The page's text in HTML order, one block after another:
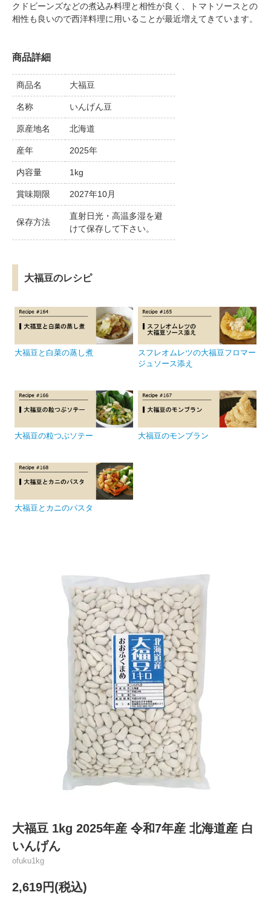
クドビーンズなどの煮込み料理と相性が良く、トマトソースとの
相性も良いので西洋料理に用いることが最近増えてきています。
商品詳細
商品名 大福豆
名称 いんげん豆
原産地名 北海道
産年 2025年
内容量 1kg
賞味期限 2027年10月
保存方法
直射日光・高温多湿を避
けて保存して下さい。
大福豆のレシピ
大福豆と白菜の蒸し煮
スフレオムレツの大福豆フロマー
ジュソース添え
大福豆の粒つぶソテー 大福豆のモンブラン
大福豆とカニのパスタ
大福豆 1kg 2025年産 令和7年産 北海道産 白
いんげん
ofuku1kg
2,619円(税込)